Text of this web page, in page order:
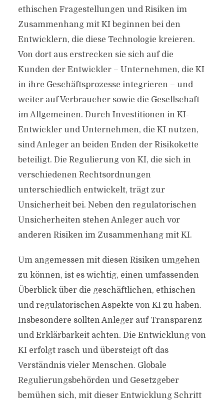
ethischen Fragestellungen und Risiken im
Zusammenhang mit KI beginnen bei den
Entwicklern, die diese Technologie kreieren.
Von dort aus erstrecken sie sich auf die
Kunden der Entwickler – Unternehmen, die KI
in ihre Geschäftsprozesse integrieren – und
weiter auf Verbraucher sowie die Gesellschaft
im Allgemeinen. Durch Investitionen in KI-
Entwickler und Unternehmen, die KI nutzen,
sind Anleger an beiden Enden der Risikokette
beteiligt. Die Regulierung von KI, die sich in
verschiedenen Rechtsordnungen
unterschiedlich entwickelt, trägt zur
Unsicherheit bei. Neben den regulatorischen
Unsicherheiten stehen Anleger auch vor
anderen Risiken im Zusammenhang mit KI.
Um angemessen mit diesen Risiken umgehen
zu können, ist es wichtig, einen umfassenden
Überblick über die geschäftlichen, ethischen
und regulatorischen Aspekte von KI zu haben.
Insbesondere sollten Anleger auf Transparenz
und Erklärbarkeit achten. Die Entwicklung von
KI erfolgt rasch und übersteigt oft das
Verständnis vieler Menschen. Globale
Regulierungsbehörden und Gesetzgeber
bemühen sich, mit dieser Entwicklung Schritt